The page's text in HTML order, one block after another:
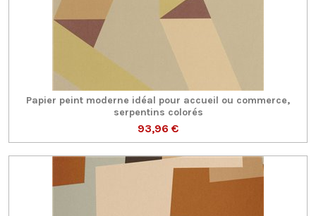
Papier peint moderne idéal pour accueil ou commerce,
serpentins colorés
93,96 €